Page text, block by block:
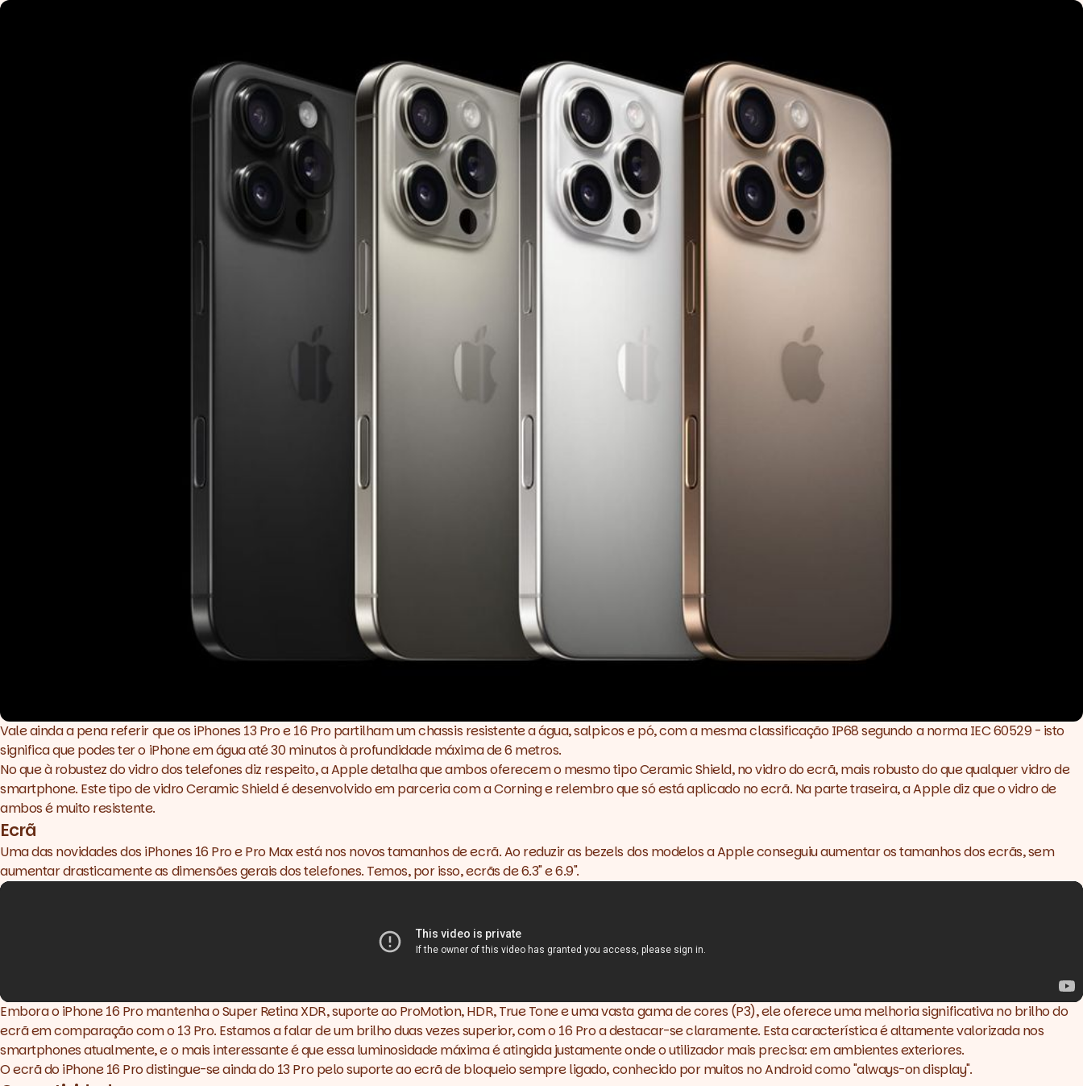
Vale ainda a pena referir que os iPhones 13 Pro e 16 Pro partilham um chassis resistente a água, salpicos e pó, com a mesma classificação IP68 segundo a norma IEC 60529 - isto
significa que podes ter o iPhone em água até 30 minutos à profundidade máxima de 6 metros.
No que à robustez do vidro dos telefones diz respeito, a Apple detalha que ambos oferecem o mesmo tipo Ceramic Shield, no vidro do ecrã, mais robusto do que qualquer vidro de
smartphone. Este tipo de vidro Ceramic Shield é desenvolvido em parceria com a Corning e relembro que só está aplicado no ecrã. Na parte traseira, a Apple diz que o vidro de
ambos é muito resistente.
Ecrã
Uma das novidades dos iPhones 16 Pro e Pro Max está nos novos tamanhos de ecrã. Ao reduzir as bezels dos modelos a Apple conseguiu aumentar os tamanhos dos ecrãs, sem
aumentar drasticamente as dimensões gerais dos telefones. Temos, por isso, ecrãs de 6.3" e 6.9".
Embora o iPhone 16 Pro mantenha o Super Retina XDR, suporte ao ProMotion, HDR, True Tone e uma vasta gama de cores (P3), ele oferece uma melhoria significativa no brilho do
ecrã em comparação com o 13 Pro. Estamos a falar de um brilho duas vezes superior, com o 16 Pro a destacar-se claramente. Esta característica é altamente valorizada nos
smartphones atualmente, e o mais interessante é que essa luminosidade máxima é atingida justamente onde o utilizador mais precisa: em ambientes exteriores.
O ecrã do iPhone 16 Pro distingue-se ainda do 13 Pro pelo suporte ao ecrã de bloqueio sempre ligado, conhecido por muitos no Android como "always-on display".